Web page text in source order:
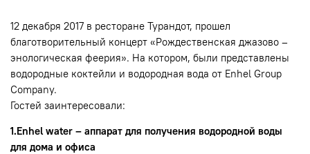
12 декабря 2017 в ресторане Турандот, прошел
благотворительный концерт «Рождественская джазово –
энологическая феерия». На котором, были представлены
водородные коктейли и водородная вода от Enhel Group
Company.
Гостей заинтересовали:
1.Enhel water – аппарат для получения водородной воды
для дома и офиса